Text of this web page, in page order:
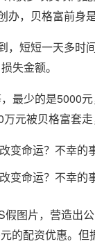
办，贝格富前身
，短短一天多
失金额。
最少的是5000
元被贝格富套走
图片，营造出
的配资优惠。